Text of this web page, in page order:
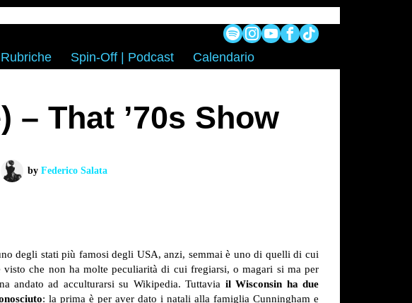
Rubriche Spin-Off | Podcast Calendario
– That ’70s Show
by Federico Salata
degli stati più famosi degli USA, anzi, semmai è uno di quelli di cui
visto che non ha molte peculiarità di cui fregiarsi, o magari si ma per
andato ad acculturarsi su Wikipedia. Tuttavia il Wisconsin ha due
: la prima è per aver dato i natali alla famiglia Cunningham e